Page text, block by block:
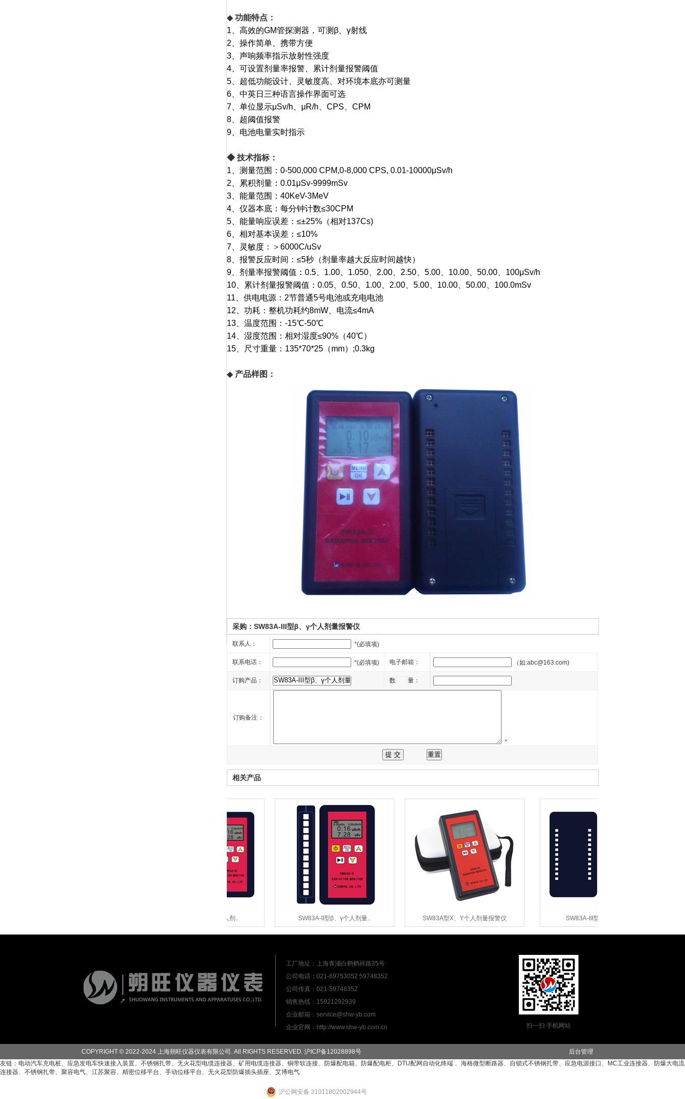
◆ 功能特点：
1、高效的GM管探测器，可测β、γ射线
2、操作简单、携带方便
3、声响频率指示放射性强度
4、可设置剂量率报警、累计剂量报警阈值
5、超低功能设计、灵敏度高、对环境本底亦可测量
6、中英日三种语言操作界面可选
7、单位显示μSv/h、μR/h、CPS、CPM
8、超阈值报警
9、电池电量实时指示
◆ 技术指标：
1、测量范围：0-500,000 CPM,0-8,000 CPS, 0.01-10000μSv/h
2、累积剂量：0.01μSv-9999mSv
3、能量范围：40KeV-3MeV
4、仪器本底：每分钟计数≤30CPM
5、能量响应误差：≤±25%（相对137Cs)
6、相对基本误差：≤10%
7、灵敏度：＞6000C/uSv
8、报警反应时间：≤5秒（剂量率越大反应时间越快）
9、剂量率报警阈值：0.5、1.00、1.050、2.00、2.50、5.00、10.00、50.00、100μSv/h
10、累计剂量报警阈值：0.05、0.50、1.00、2.00、5.00、10.00、50.00、100.0mSv
11、供电电源：2节普通5号电池或充电电池
12、功耗：整机功耗约8mW、电流≤4mA
13、温度范围：-15℃-50℃
14、湿度范围：相对湿度≤90%（40℃）
15、尺寸重量：135*70*25（mm）;0.3kg
◆产品样图：
采购：SW83A-III型β、γ个人剂量报警仪
联系人： *(必填项)
联系电话： *(必填项) 电子邮箱： （如:abc@163.com)
订购产品： 数 量：
订购备注 ：
*
相关产品
SW83A-II型β、γ个人剂量.. SW83A型X、Y个人剂量报警仪 SW83A-III型β、γ个人剂..
工厂地址：上海青浦白鹤鹤祥路35号
公司电话：021-69753052 59748352
公司传真：021-59748352
销售热线：15921292939
企业邮箱：service@shw-yb.com
企业官网：http://www.shw-yb.com.cn
扫一扫 手机网站
COPYRIGHT © 2022-2024 上海朔旺仪器仪表有限公司. All RIGHTS RESERVED. 沪ICP备12028898号
后台管理
友链： 电动汽车充电桩、 应急发电车快速接入装置、 不锈钢扎带、 无火花型电缆连接器、 矿用电缆连接器、 铜带软连接、 防爆配电箱、 防爆配电柜、 DTU配网自动化终端 、 海格微型断路器、 自锁式不锈钢扎带、 应急电源接口 、 MC工业连接器、 防爆大电流
连接器、 不锈钢扎带、 聚容电气、 江苏聚容、 精密位移平台、 手动位移平台、 无火花型防爆插头插座、 艾博电气
沪公网安备 31011802002944号